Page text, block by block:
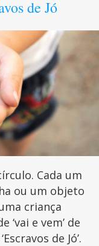
de Jó
Cada um
ou um objeto
criança
e vem’ de
de Jó’.